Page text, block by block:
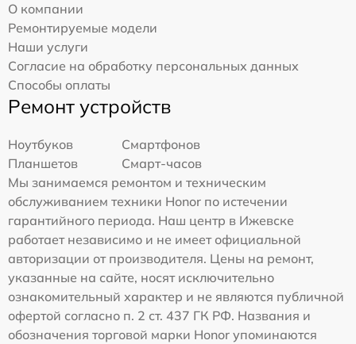
О компании
Ремонтируемые модели
Наши услуги
Согласие на обработку персональных данных
Способы оплаты
Ремонт устройств
Ноутбуков
Смартфонов
Планшетов
Смарт-часов
Мы занимаемся ремонтом и техническим
обслуживанием техники Honor по истечении
гарантийного периода. Наш центр в Ижевске
работает независимо и не имеет официальной
авторизации от производителя. Цены на ремонт,
указанные на сайте, носят исключительно
ознакомительный характер и не являются публичной
офертой согласно п. 2 ст. 437 ГК РФ. Названия и
обозначения торговой марки Honor упоминаются